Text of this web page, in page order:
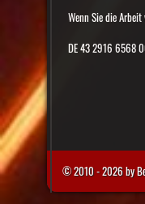
Wenn Sie die
DE 43 2916 6568
© 2010 - 2026 by